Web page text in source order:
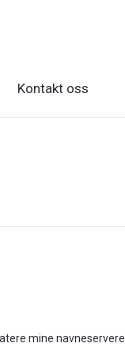
Kontakt oss
mine navneservere